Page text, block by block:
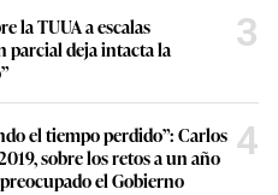
la TUUA a escalas
parcial deja intacta la
3
el tiempo perdido”: Carlos
sobre los retos a un año
el Gobierno
4